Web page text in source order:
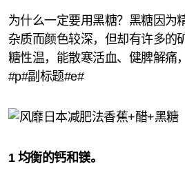
为什么一定要用黑糖？黑糖因为
杂质而颜色较深，但却有许多的
糖性温，能散寒活血、健脾解痛
#p#副标题#e#
1 均衡的钙和镁。